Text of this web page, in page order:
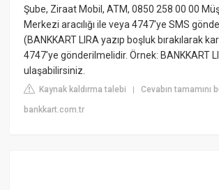
Şube, Ziraat Mobil, ATM, 0850 258 00 00
Merkezi aracılığı ile veya 4747'ye SMS
(BANKKART LIRA yazıp boşluk bırakılarak
4747'ye gönderilmelidir. Örnek: BANKKART
ulaşabilirsiniz.
Kaynak kaldırma talebi |Cevabın tamamını
bankkart.com.tr